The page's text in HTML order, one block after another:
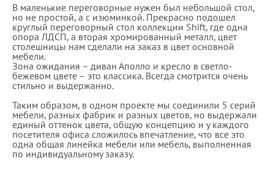
В маленькие переговорные нужен был небольшой стол,
но не простой, а с изюминкой. Прекрасно подошел
круглый переговорный стол коллекции Shift, где одна
опора ЛДСП, а вторая хромированный металл, цвет
столешницы нам сделали на заказ в цвет основной
мебели.
Зона ожидания – диван Аполло и кресло в светло-
бежевом цвете – это классика. Всегда смотрится очень
стильно и выдержанно.
Таким образом, в одном проекте мы соединили 5 серий
мебели, разных фабрик и разных цветов, но выдержали
единый оттенок цвета, общую концепцию и у каждого
посетителя офиса сложилось впечатление, что все это
одна общая линейка мебели или мебель, выполненная
по индивидуальному заказу.